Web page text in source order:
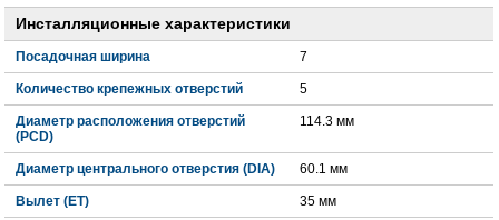
Инсталляционные характеристики
Посадочная ширина 7
Количество крепежных отверстий 5
Диаметр расположения отверстий
(PCD)
114.3 мм
Диаметр центрального отверстия (DIA) 60.1 мм
Вылет (ET) 35 мм